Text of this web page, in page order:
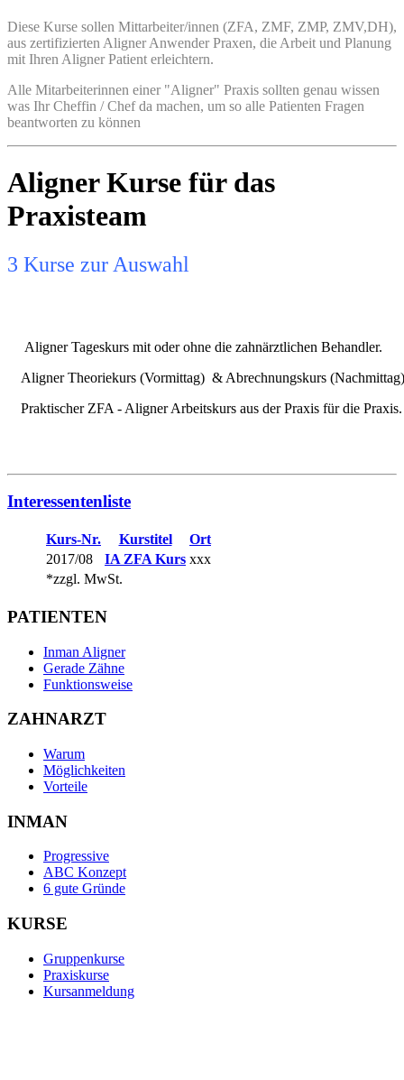
Diese Kurse sollen Mittarbeiter/innen (ZFA, ZMF, ZMP, ZMV,DH),
aus zertifizierten Aligner Anwender Praxen, die Arbeit und Planung
mit Ihren Aligner Patient erleichtern.
Alle Mitarbeiterinnen einer "Aligner" Praxis sollten genau wissen
was Ihr Cheffin / Chef da machen, um so alle Patienten Fragen
beantworten zu können
Aligner Kurse für das
Praxisteam
3 Kurse zur Auswahl
Aligner Tageskurs mit oder ohne die zahnärztlichen Behandler.
Aligner Theoriekurs (Vormittag) & Abrechnungskurs (Nachmittag)
Praktischer ZFA - Aligner Arbeitskurs aus der Praxis für die Praxis.
Interessentenliste
Kurs-Nr. Kurstitel
Ort
2017/08
IA ZFA Kurs xxx
*zzgl. MwSt.
PATIENTEN
Inman Aligner
Gerade Zähne
Funktionsweise
ZAHNARZT
Warum
Möglichkeiten
Vorteile
INMAN
Progressive
ABC Konzept
6 gute Gründe
KURSE
Gruppenkurse
Praxiskurse
Kursanmeldung